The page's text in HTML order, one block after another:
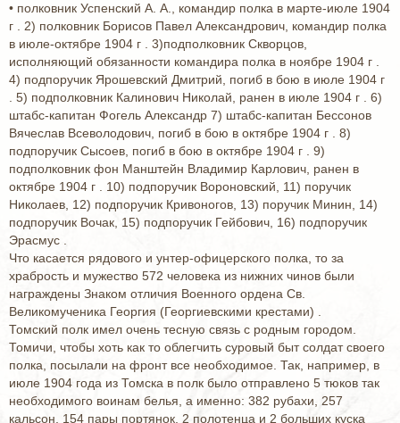
• полковник Успенский А. А., командир полка в марте-июле 1904
г . 2) полковник Борисов Павел Александрович, командир полка
в июле-октябре 1904 г . 3)подполковник Скворцов,
исполняющий обязанности командира полка в ноябре 1904 г .
4) подпоручик Ярошевский Дмитрий, погиб в бою в июле 1904 г
. 5) подполковник Калинович Николай, ранен в июле 1904 г . 6)
штабс-капитан Фогель Александр 7) штабс-капитан Бессонов
Вячеслав Всеволодович, погиб в бою в октябре 1904 г . 8)
подпоручик Сысоев, погиб в бою в октябре 1904 г . 9)
подполковник фон Манштейн Владимир Карлович, ранен в
октябре 1904 г . 10) подпоручик Вороновский, 11) поручик
Николаев, 12) подпоручик Кривоногов, 13) поручик Минин, 14)
подпоручик Вочак, 15) подпоручик Гейбович, 16) подпоручик
Эрасмус .
Что касается рядового и унтер-офицерского полка, то за
храбрость и мужество 572 человека из нижних чинов были
награждены Знаком отличия Военного ордена Св.
Великомученика Георгия (Георгиевскими крестами) .
Томский полк имел очень тесную связь с родным городом.
Томичи, чтобы хоть как то облегчить суровый быт солдат своего
полка, посылали на фронт все необходимое. Так, например, в
июле 1904 года из Томска в полк было отправлено 5 тюков так
необходимого воинам белья, а именно: 382 рубахи, 257
кальсон, 154 пары портянок, 2 полотенца и 2 больших куска